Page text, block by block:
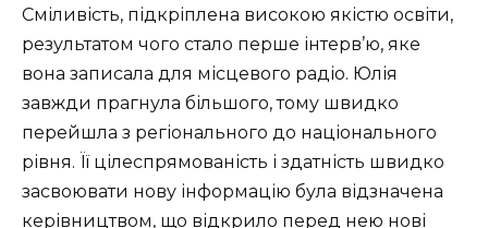
Сміливість, підкріплена високою якістю освіти,
результатом чого стало перше інтерв’ю, яке
вона записала для місцевого радіо. Юлія
завжди прагнула більшого, тому швидко
перейшла з регіонального до національного
рівня. Її цілеспрямованість і здатність швидко
засвоювати нову інформацію була відзначена
керівництвом, що відкрило перед нею нові